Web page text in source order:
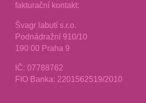
fakturační kontakt:
Švagr labutí s.r.o.
Podnádražní 910/10
190 00 Praha 9
IČ: 07788762
FIO Banka: 2201562519/2010